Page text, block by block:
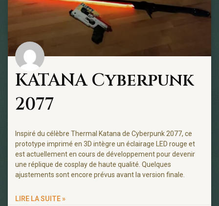
KATANA Cyberpunk
2077
Inspiré du célèbre Thermal Katana de Cyberpunk 2077, ce
prototype imprimé en 3D intègre un éclairage LED rouge et
est actuellement en cours de développement pour devenir
une réplique de cosplay de haute qualité. Quelques
ajustements sont encore prévus avant la version finale.
LIRE LA SUITE »